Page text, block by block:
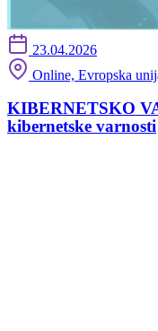
23.04.2026
Online, Evropska
KIBERNETSKO
kibernetske varnosti